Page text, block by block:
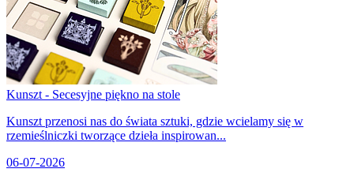
Kunszt - Secesyjne piękno na stole
Kunszt przenosi nas do świata sztuki, gdzie wcielamy się w
rzemieślniczki tworzące dzieła inspirowan...
06-07-2026